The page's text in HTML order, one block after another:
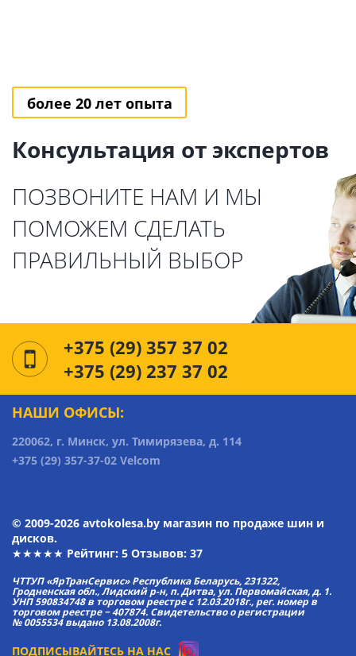
более 20 лет опыта
Консультация от экспертов
ПОЗВОНИТЕ НАМ И МЫ
ПОМОЖЕМ СДЕЛАТЬ
ПРАВИЛЬНЫЙ ВЫБОР
+375 (29) 357 37 02
+375 (29) 237 37 02
НАШИ ОФИСЫ:
220062, г. Минск, ул. Тимирязева, д. 114
+375 (29) 357-37-02 Velcom
© 2009-2026 avtokolesa.by магазин по продаже шин и
дисков.
★★★★★ Рейтинг: 5 Отзывов: 37
ЧТТУП «ЯрТранСервис» Республика Беларусь, 231322,
Гродненская обл., Лидский р-н, п. Дитва, ул. Первомайская, д. 1.
УНП 590834748 в торговом реестре с 12.03.2018г., рег. номер в
торговом реестре − 407874. Свидетельство о регистрации
№ 0055534 выдано 13.08.2008г.
ПОДПИСЫВАЙТЕСЬ НА НАС